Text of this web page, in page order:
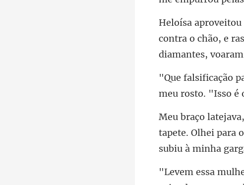
ontra o chão, e
meu ro
tapete. Olhei para